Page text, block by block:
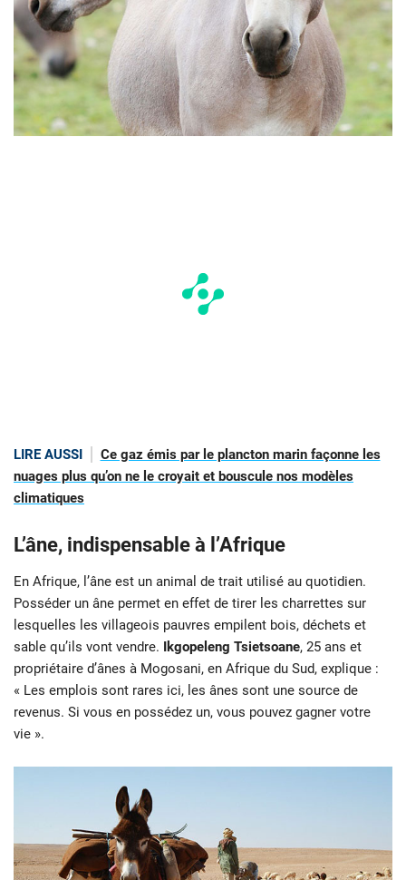
LIRE AUSSI
Ce gaz émis par le plancton marin façonne les
nuages plus qu’on ne le croyait et bouscule nos modèles
climatiques
L’âne, indispensable à l’Afrique
En Afrique, l’âne est un animal de trait utilisé au quotidien.
Posséder un âne permet en effet de tirer les charrettes sur
lesquelles les villageois pauvres empilent bois, déchets et
sable qu’ils vont vendre. Ikgopeleng Tsietsoane, 25 ans et
propriétaire d’ânes à Mogosani, en Afrique du Sud, explique :
« Les emplois sont rares ici, les ânes sont une source de
revenus. Si vous en possédez un, vous pouvez gagner votre
vie ».